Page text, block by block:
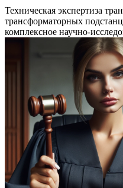
Техническая экспертиза
трансформаторных
комплексное научно-